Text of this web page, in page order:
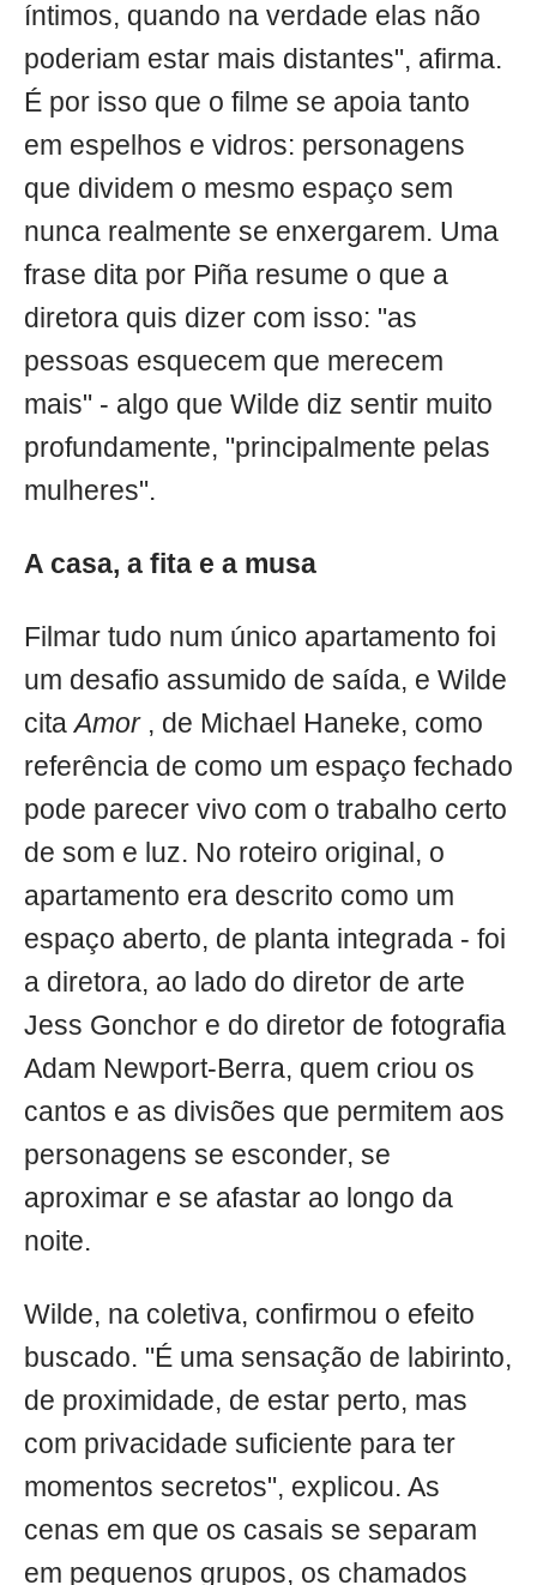
íntimos, quando na verdade elas não
poderiam estar mais distantes", afirma.
É por isso que o filme se apoia tanto
em espelhos e vidros: personagens
que dividem o mesmo espaço sem
nunca realmente se enxergarem. Uma
frase dita por Piña resume o que a
diretora quis dizer com isso: "as
pessoas esquecem que merecem
mais" - algo que Wilde diz sentir muito
profundamente, "principalmente pelas
mulheres".
A casa, a fita e a musa
Filmar tudo num único apartamento foi
um desafio assumido de saída, e Wilde
citaAmor , de Michael Haneke, como
referência de como um espaço fechado
pode parecer vivo com o trabalho certo
de som e luz. No roteiro original, o
apartamento era descrito como um
espaço aberto, de planta integrada - foi
a diretora, ao lado do diretor de arte
Jess Gonchor e do diretor de fotografia
Adam Newport-Berra, quem criou os
cantos e as divisões que permitem aos
personagens se esconder, se
aproximar e se afastar ao longo da
noite.
Wilde, na coletiva, confirmou o efeito
buscado. "É uma sensação de labirinto,
de proximidade, de estar perto, mas
com privacidade suficiente para ter
momentos secretos", explicou. As
cenas em que os casais se separam
em pequenos grupos, os chamados